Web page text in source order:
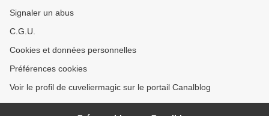
Signaler un abus
C.G.U.
Cookies et données personnelles
Préférences cookies
Voir le profil de cuveliermagic sur le portail Canalblog